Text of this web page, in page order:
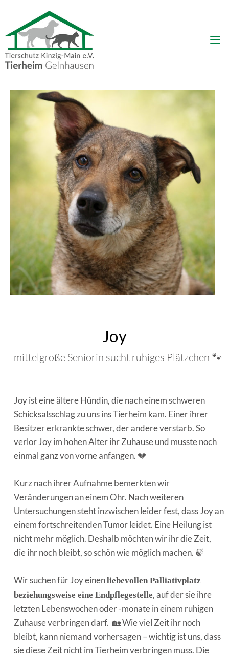
Joy
mittelgroße Seniorin sucht ruhiges Plätzchen 🐾
Joy ist eine ältere Hündin, die nach einem schweren
Schicksalsschlag zu uns ins Tierheim kam. Einer ihrer
Besitzer erkrankte schwer, der andere verstarb. So
verlor Joy im hohen Alter ihr Zuhause und musste noch
einmal ganz von vorne anfangen. 💔
Kurz nach ihrer Aufnahme bemerkten wir
Veränderungen an einem Ohr. Nach weiteren
Untersuchungen steht inzwischen leider fest, dass Joy an
einem fortschreitenden Tumor leidet. Eine Heilung ist
nicht mehr möglich. Deshalb möchten wir ihr die Zeit,
die ihr noch bleibt, so schön wie möglich machen. 🍃
Wir suchen für Joy einenliebevollen Palliativplatz
beziehungsweise eine Endpflegestelle, auf der sie ihre
letzten Lebenswochen oder -monate in einem ruhigen
Zuhause verbringen darf. 🏡 Wie viel Zeit ihr noch
bleibt, kann niemand vorhersagen – wichtig ist uns, dass
sie diese Zeit nicht im Tierheim verbringen muss. Die